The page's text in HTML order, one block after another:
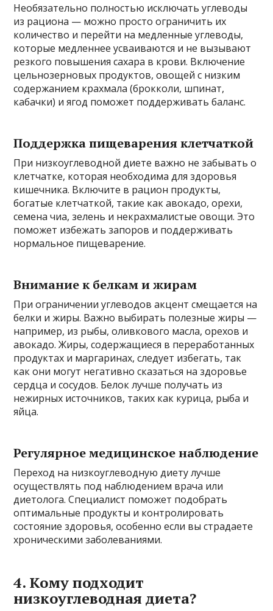
Необязательно полностью исключать углеводы
из рациона — можно просто ограничить их
количество и перейти на медленные углеводы,
которые медленнее усваиваются и не вызывают
резкого повышения сахара в крови. Включение
цельнозерновых продуктов, овощей с низким
содержанием крахмала (брокколи, шпинат,
кабачки) и ягод поможет поддерживать баланс.
Поддержка пищеварения клетчаткой
При низкоуглеводной диете важно не забывать о
клетчатке, которая необходима для здоровья
кишечника. Включите в рацион продукты,
богатые клетчаткой, такие как авокадо, орехи,
семена чиа, зелень и некрахмалистые овощи. Это
поможет избежать запоров и поддерживать
нормальное пищеварение.
Внимание к белкам и жирам
При ограничении углеводов акцент смещается на
белки и жиры. Важно выбирать полезные жиры —
например, из рыбы, оливкового масла, орехов и
авокадо. Жиры, содержащиеся в переработанных
продуктах и маргаринах, следует избегать, так
как они могут негативно сказаться на здоровье
сердца и сосудов. Белок лучше получать из
нежирных источников, таких как курица, рыба и
яйца.
Регулярное медицинское наблюдение
Переход на низкоуглеводную диету лучше
осуществлять под наблюдением врача или
диетолога. Специалист поможет подобрать
оптимальные продукты и контролировать
состояние здоровья, особенно если вы страдаете
хроническими заболеваниями.
4. Кому подходит
низкоуглеводная диета?